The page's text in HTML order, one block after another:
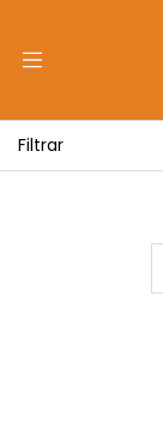
Filtrar